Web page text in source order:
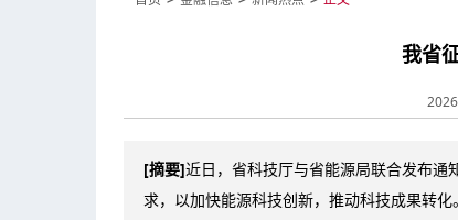
我省
[摘要]近日，省科技厅与省能源局联合发布通
求，以加快能源科技创新，推动科技成果转化。